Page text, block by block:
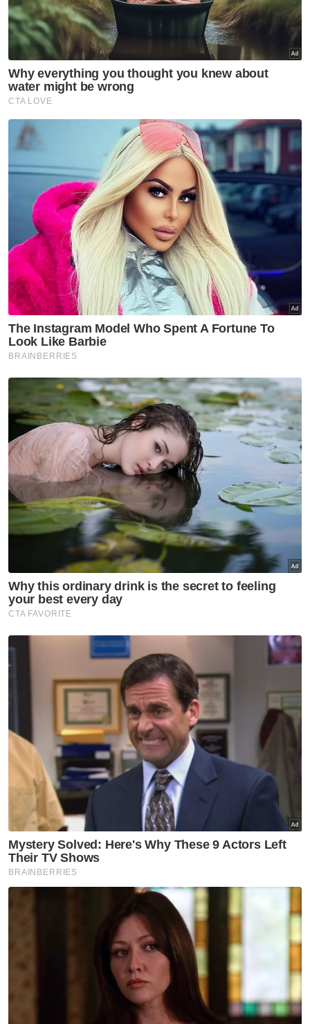
Bahru. Itu RM15 bilion, RM16 bilion ringgit. Tak
apa, itu kita cari duit.
"Tapi ini rumah, rumah rakyat, gerai-gerai.
Tengok Kuala Lumpur sekarang kita jaga.
Berapa puluh? Seratus lebih, semua gerai
kita bangkit bagi bersih, baharu. Ini orang
mahu berniaga kecil susah. Sebab apa kita
tumpu itu? Pemimpin, dia mesti fikir di
Dalam pada itu, Anwar secara berseloroh
berkata, Johor seolah-olah tidak sabar
mengadakan PRN walaupun penggal
pentadbiran negeri masih berbaki beberapa
tahun.
Berita Telus & Tulus menerusi E-Mel setiap
hari!
"Lagi cepat (buat PRN), lagi banyak dia ingat
boleh menang. Eh, belum tentu. Lagi cepat,
lagi banyak dia akan kalah!" katanya.
Muat turun aplikasi Sinar Harian.Klik di sini!
PRN Johor
Menang Atau Kalah
Anwar Ibrahim